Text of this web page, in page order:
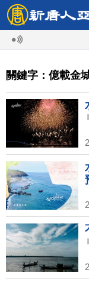
關鍵字：億載金